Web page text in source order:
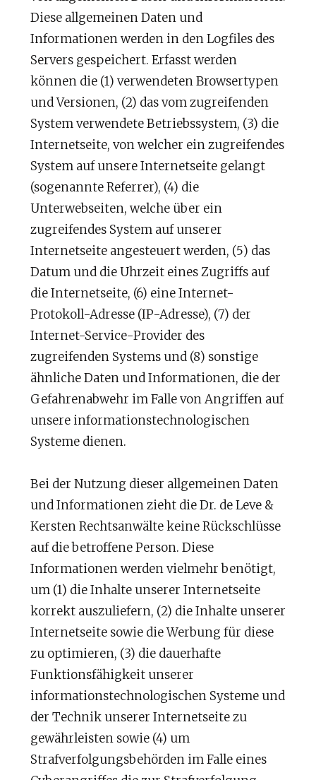
Diese allgemeinen Daten und
Informationen werden in den Logfiles des
Servers gespeichert. Erfasst werden
können die (1) verwendeten Browsertypen
und Versionen, (2) das vom zugreifenden
System verwendete Betriebssystem, (3) die
Internetseite, von welcher ein zugreifendes
System auf unsere Internetseite gelangt
(sogenannte Referrer), (4) die
Unterwebseiten, welche über ein
zugreifendes System auf unserer
Internetseite angesteuert werden, (5) das
Datum und die Uhrzeit eines Zugriffs auf
die Internetseite, (6) eine Internet-
Protokoll-Adresse (IP-Adresse), (7) der
Internet-Service-Provider des
zugreifenden Systems und (8) sonstige
ähnliche Daten und Informationen, die der
Gefahrenabwehr im Falle von Angriffen auf
unsere informationstechnologischen
Systeme dienen.
Bei der Nutzung dieser allgemeinen Daten
und Informationen zieht die Dr. de Leve &
Kersten Rechtsanwälte keine Rückschlüsse
auf die betroffene Person. Diese
Informationen werden vielmehr benötigt,
um (1) die Inhalte unserer Internetseite
korrekt auszuliefern, (2) die Inhalte unserer
Internetseite sowie die Werbung für diese
zu optimieren, (3) die dauerhafte
Funktionsfähigkeit unserer
informationstechnologischen Systeme und
der Technik unserer Internetseite zu
gewährleisten sowie (4) um
Strafverfolgungsbehörden im Falle eines